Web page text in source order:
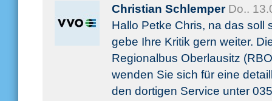
Christian Schlemper Do..
Hallo Petke Chris, na das soll
gebe Ihre Kritik gern weiter.
Regionalbus Oberlausitz
wenden Sie sich für eine
den dortigen Service unter